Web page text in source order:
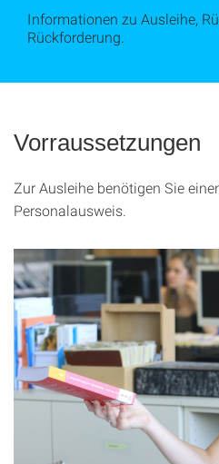
Informationen zu Ausleihe,
Rückforderung.
Vorraussetzungen
Zur Ausleihe benötigen Sie
Personalausweis.